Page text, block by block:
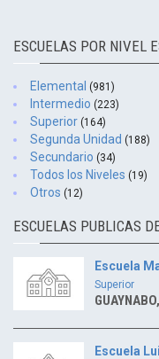
ESCUELAS POR NIVEL
Elemental (981)
Intermedio (223)
Superior (164)
Segunda Unidad (188)
Secundario (34)
Todos los Niveles (19)
Otros (12)
ESCUELAS PUBLICAS
Escuela
Superior
Escuela